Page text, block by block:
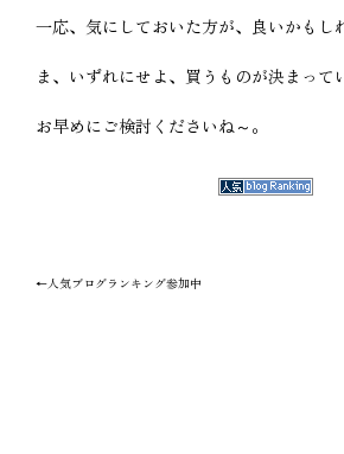
一応、気にしておいた方が、良いかもし
ま、いずれにせよ、買うものが決まって
お早めにご検討くださいね～。
←人気ブログランキング参加中